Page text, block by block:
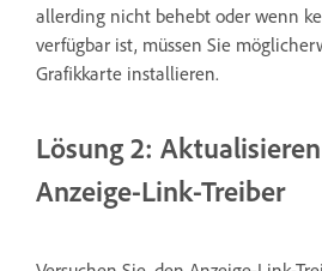
allerding nicht behebt oder wenn
verfügbar ist, müssen Sie
Grafikkarte installieren.
Lösung 2:
Anzeige-Link-Treiber